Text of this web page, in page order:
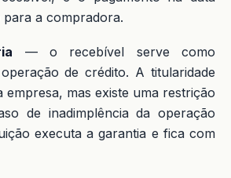
a compradora.
— o recebível serve como
de crédito. A titularidade
empresa, mas existe uma restrição
de inadimplência da operação
executa a garantia e fica com